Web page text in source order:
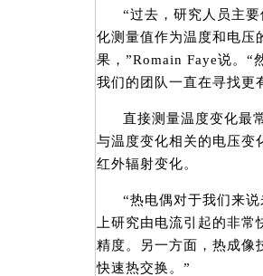
“过去，研究人员主
化测量值作为温度和电压
果，”Romain Faye说。“
我们的团队一直在寻找更
直接测量温度变化最
与温度变化相关的电压变
红外辐射变化。
“热电偶对于我们来
上研究由电流引起的非
精度。另一方面，热成像
快速热交换。”